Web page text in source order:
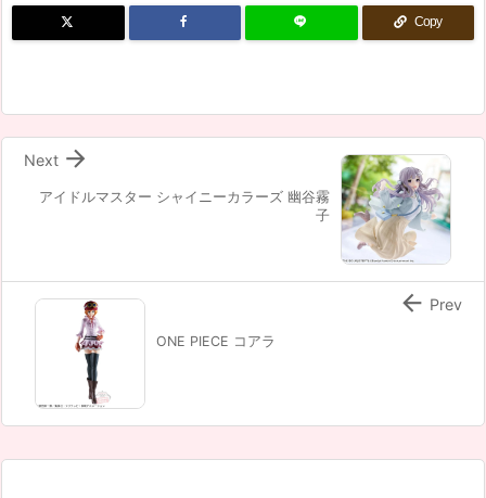
Copy
アイドルマスター シャイニーカラーズ 幽谷霧
子

Next
ONE PIECE コアラ
 Prev